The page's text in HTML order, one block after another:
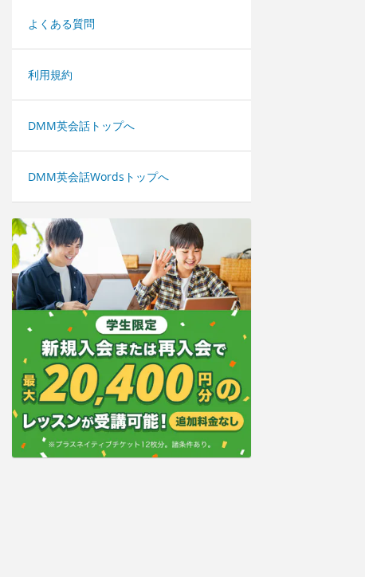
よくある質問
利用規約
DMM英会話トップへ
DMM英会話Wordsトップへ